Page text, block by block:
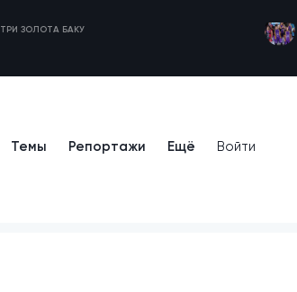
ТРИ ЗОЛОТА БАКУ
Темы Репортажи Ещё Войти